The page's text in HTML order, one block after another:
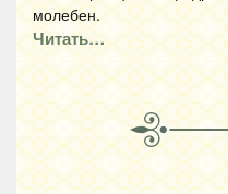
молебен.
Читать…